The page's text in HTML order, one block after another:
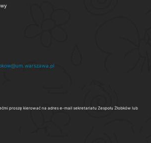
proszę kierować na adres e-mail sekretariatu Zespołu Żłobków lub